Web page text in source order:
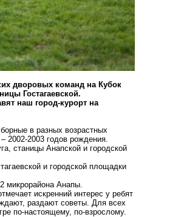
дворовых команд на Кубок
Гостагаевской.
наш город-курорт на
в разных возрастных
2002-2003 годов рождения.
станицы Анапской и городской
и городской площадки
микрорайона Анапы.
искренний интерес у ребят
раздают советы. Для всех
по-настоящему, по-взрослому.